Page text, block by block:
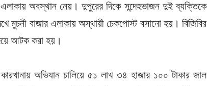
এলাকায় অবস্থান নেয়। দুপুরের দিকে সন্দেহভাজন দুই ব্যক্তিকে
মুচনী বাজার এলাকায় অস্থায়ী চেকপোস্ট বসানো হয়। বিজিবির
আটক করা হয়।
অভিযান চালিয়ে ৫১ লাখ ৩৪ হাজার ১০০ টাকার জাল